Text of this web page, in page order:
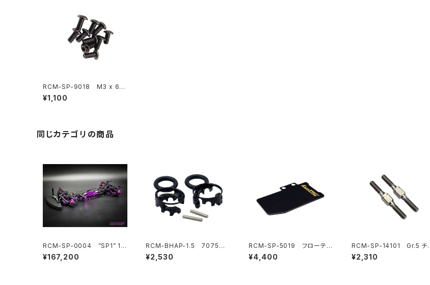
RCM-SP-9018 M3 x 6m
mボタンヘッドスクリュー (1
0)
¥1,100
同じカテゴリの商品
RCM-SP-0004 ”SP1” 1/1
0 電動オンロードツーリング
カーキット HARA リミテッド
¥167,200
RCM-BHAP-1.5 7075製
ウルトラライトボディハイトア
ジャスター6mmポスト-1.5m
¥2,530
RCM-SP-5019 フローティ
ングエレクトロニクスプレート
真鍮プレート(11.5g)(オプショ
¥4,400
RCM-SP-14101 Gr.5 チ
ン リヤトー/フロントステアリ
ングリンクターンバックル 3x
¥2,310